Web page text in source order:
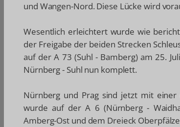
und Wangen-Nord. Diese Lücke wird
Wesentlich erleichtert wurde wie
der Freigabe der beiden Strecken
auf der A 73 (Suhl - Bamberg) am 25.
Nürnberg - Suhl nun komplett.
Nürnberg und Prag sind jetzt mit einer
wurde auf der A 6 (Nürnberg -
Amberg-Ost und dem Dreieck